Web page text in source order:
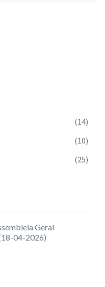
(14)
(10)
(25)
Geral
04-2026)